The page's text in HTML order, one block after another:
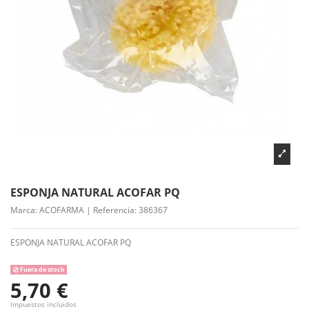
ESPONJA NATURAL ACOFAR PQ
Marca:ACOFARMA | Referencia:386367
ESPONJA NATURAL ACOFAR PQ
Fuera de stock
5,70 €
Impuestos incluidos